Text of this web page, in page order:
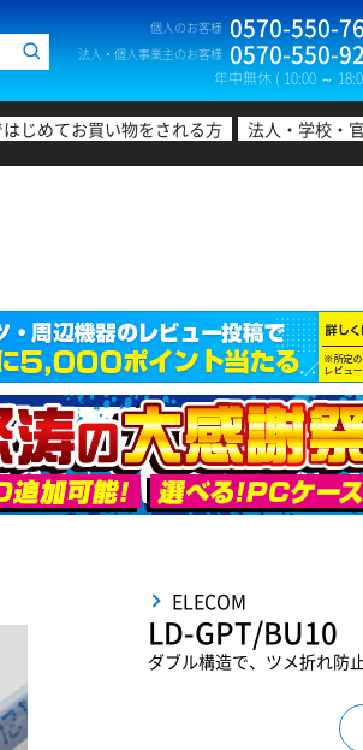
個人のお客様 0570-550-
法人・個人事業主のお客様 0570-550-
年中無休 ( 10:00 ～
じめてお買い物をされる方 法人・学校・
ELECOM
LD-GPT/BU10
ダブル構造で、ツメ折れ防